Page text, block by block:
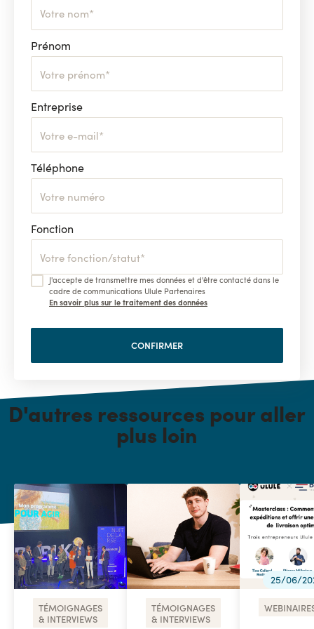
Prénom
Entreprise
Téléphone
Fonction
J'accepte de transmettre mes données et d'être contacté dans le
cadre de communications Ulule Partenaires
En savoir plus sur le traitement des données
D'autres ressources pour aller
plus loin
TÉMOIGNAGES
& INTERVIEWS
TÉMOIGNAGES
& INTERVIEWS
25/06/